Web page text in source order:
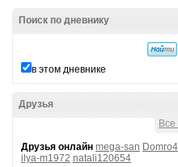
Поиск по дневнику
в этом дневнике
Друзья
Друзья онлайн mega-san
ilya-m1972 natali120654